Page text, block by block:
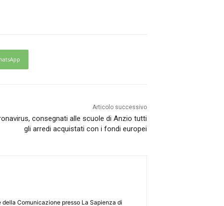
Articolo successivo
consegnati alle scuole di Anzio tutti
gli arredi acquistati con i fondi europei
Comunicazione presso La Sapienza di